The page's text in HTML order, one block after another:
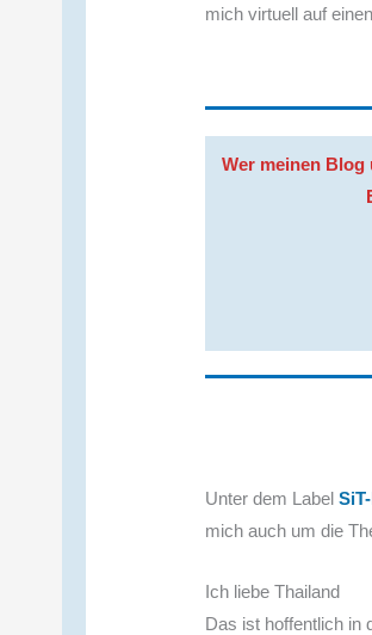
mich virtuell auf
Wer meinen
Unter dem Label
mich auch um die
Ich liebe Thailand
Das ist hoffentlich in